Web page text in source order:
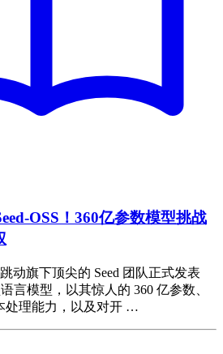
OSS！360亿参数模型挑战
动旗下顶尖的 Seed 团队正式发表
言模型，以其惊人的 360 亿参数、
处理能力，以及对开 …